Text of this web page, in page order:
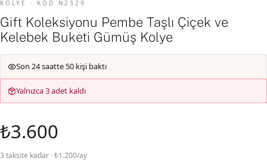
KOLYE · KOD N2329
Gift Koleksiyonu Pembe Taşlı Çiçek ve
Kelebek Buketi Gümüş Kolye
Son 24 saatte 50 kişi baktı
Yalnızca 3 adet kaldı
₺3.600
3 taksite kadar · ₺1.200/ay